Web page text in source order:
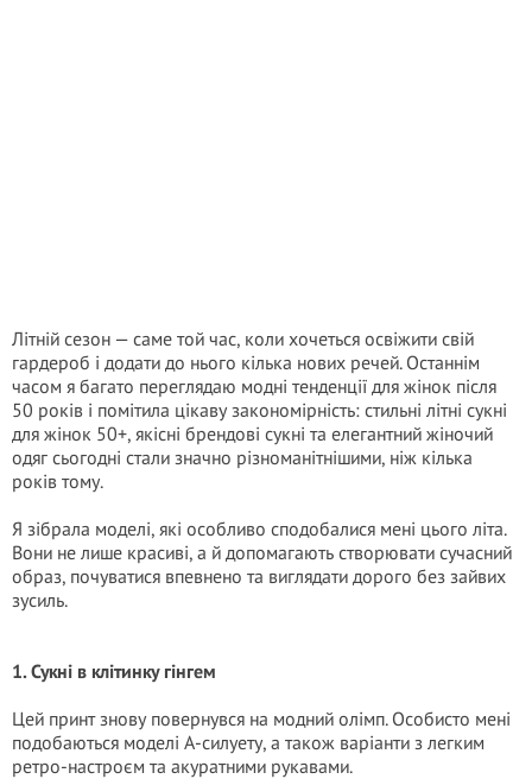
Літній сезон — саме той час, коли хочеться освіжити свій
гардероб і додати до нього кілька нових речей. Останнім
часом я багато переглядаю модні тенденції для жінок після
50 років і помітила цікаву закономірність: стильні літні сукні
для жінок 50+, якісні брендові сукні та елегантний жіночий
одяг сьогодні стали значно різноманітнішими, ніж кілька
років тому.
Я зібрала моделі, які особливо сподобалися мені цього літа.
Вони не лише красиві, а й допомагають створювати сучасний
образ, почуватися впевнено та виглядати дорого без зайвих
зусиль.
1. Сукні в клітинку гінгем
Цей принт знову повернувся на модний олімп. Особисто мені
подобаються моделі А-силуету, а також варіанти з легким
ретро-настроєм та акуратними рукавами.